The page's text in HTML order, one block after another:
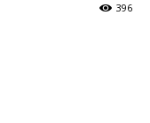
396